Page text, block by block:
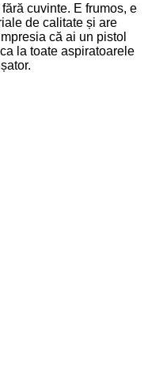
cuvinte. E frumos, e
de calitate și are
că ai un pistol
la toate aspiratoarele